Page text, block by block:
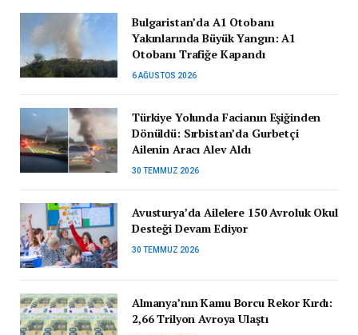
Bulgaristan’da A1 Otobanı
Yakınlarında Büyük Yangın: A1
Otobanı Trafiğe Kapandı
6 AĞUSTOS 2026
Türkiye Yolunda Facianın Eşiğinden
Dönüldü: Sırbistan’da Gurbetçi
Ailenin Aracı Alev Aldı
30 TEMMUZ 2026
Avusturya’da Ailelere 150 Avroluk Okul
Desteği Devam Ediyor
30 TEMMUZ 2026
Almanya’nın Kamu Borcu Rekor Kırdı:
2,66 Trilyon Avroya Ulaştı